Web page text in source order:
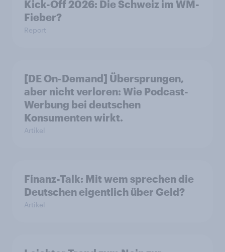
Kick-Off 2026: Die Schweiz im WM-
Fieber?​
Report
[DE On-Demand] Übersprungen,
aber nicht verloren: Wie Podcast-
Werbung bei deutschen
Konsumenten wirkt.
Artikel
Finanz-Talk: Mit wem sprechen die
Deutschen eigentlich über Geld?
Artikel